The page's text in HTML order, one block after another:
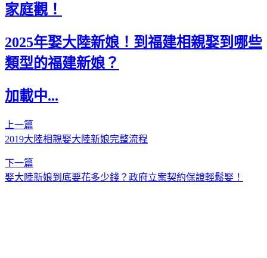
家庭觀！
2025年娶大陸新娘！到福建相親娶到哪些
類型的福建新娘？
加載中...
上一篇
2019大陸相親娶大陸新娘完整流程
下一篇
娶大陸新娘到底要花多少錢？政府立案契約保證輕鬆娶！